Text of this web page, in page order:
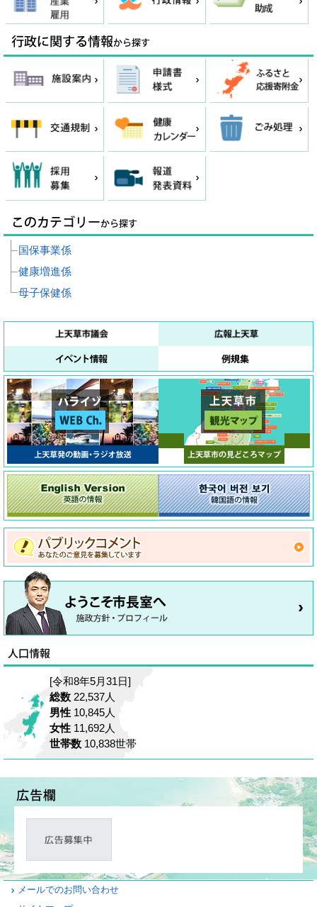
国保事業係
健康増進係
母子保健係
[令和8年5月31日]
総数 22,537人
男性 10,845人
女性 11,692人
世帯数 10,838世帯
メールでのお問い合わせ